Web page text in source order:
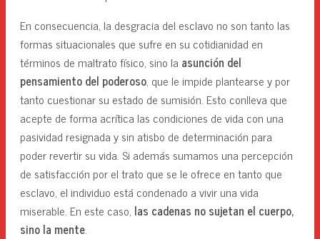
En consecuencia, la desgracia del esclavo no son tanto las
formas situacionales que sufre en su cotidianidad en
términos de maltrato físico, sino la asunción del
pensamiento del poderoso, que le impide plantearse y por
tanto cuestionar su estado de sumisión. Esto conlleva que
acepte de forma acrítica las condiciones de vida con una
pasividad resignada y sin atisbo de determinación para
poder revertir su vida. Si además sumamos una percepción
de satisfacción por el trato que se le ofrece en tanto que
esclavo, el individuo está condenado a vivir una vida
miserable. En este caso, las cadenas no sujetan el cuerpo,
sino la mente.